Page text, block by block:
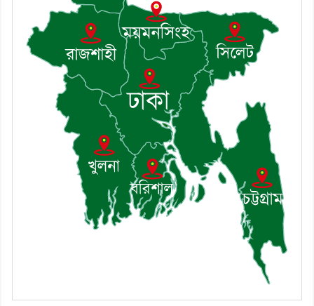
৯। মেঘনায় আইন-শৃঙ্খলা কমিটির মাসিক
সভা অনুষ্ঠিত
১০। জাতীয় নেতা ড. খন্দকার মোশাররফ
হোসেনের মূল্যায়ন কোথায় এবং একটি
বিশ্লেষণ